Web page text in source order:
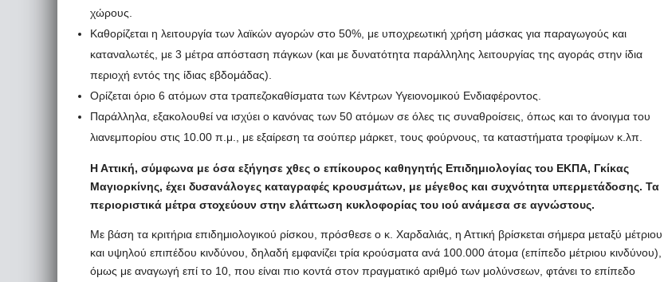
χώρους.
Καθορίζεται η λειτουργία των λαϊκών αγορών στο 50%, με υποχρεωτική χρήση μάσκας για παραγωγούς και
καταναλωτές, με 3 μέτρα απόσταση πάγκων (και με δυνατότητα παράλληλης λειτουργίας της αγοράς στην ίδια
περιοχή εντός της ίδιας εβδομάδας).
Ορίζεται όριο 6 ατόμων στα τραπεζοκαθίσματα των Κέντρων Υγειονομικού Ενδιαφέροντος.
Παράλληλα, εξακολουθεί να ισχύει ο κανόνας των 50 ατόμων σε όλες τις συναθροίσεις, όπως και το άνοιγμα του
λιανεμπορίου στις 10.00 π.μ., με εξαίρεση τα σούπερ μάρκετ, τους φούρνους, τα καταστήματα τροφίμων κ.λπ.
Η Αττική, σύμφωνα με όσα εξήγησε χθες ο επίκουρος καθηγητής Επιδημιολογίας του ΕΚΠΑ, Γκίκας
Μαγιορκίνης, έχει δυσανάλογες καταγραφές κρουσμάτων, με μέγεθος και συχνότητα υπερμετάδοσης. Τα
περιοριστικά μέτρα στοχεύουν στην ελάττωση κυκλοφορίας του ιού ανάμεσα σε αγνώστους.
Με βάση τα κριτήρια επιδημιολογικού ρίσκου, πρόσθεσε ο κ. Χαρδαλιάς, η Αττική βρίσκεται σήμερα μεταξύ μέτριου
και υψηλού επιπέδου κινδύνου, δηλαδή εμφανίζει τρία κρούσματα ανά 100.000 άτομα (επίπεδο μέτριου κινδύνου),
όμως με αναγωγή επί το 10, που είναι πιο κοντά στον πραγματικό αριθμό των μολύνσεων, φτάνει το επίπεδο